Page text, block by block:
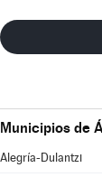
Municipios de
Alegría-Dulantzi